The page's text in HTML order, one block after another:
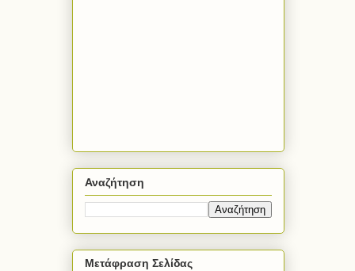
Αναζήτηση
Μετάφραση Σελίδας